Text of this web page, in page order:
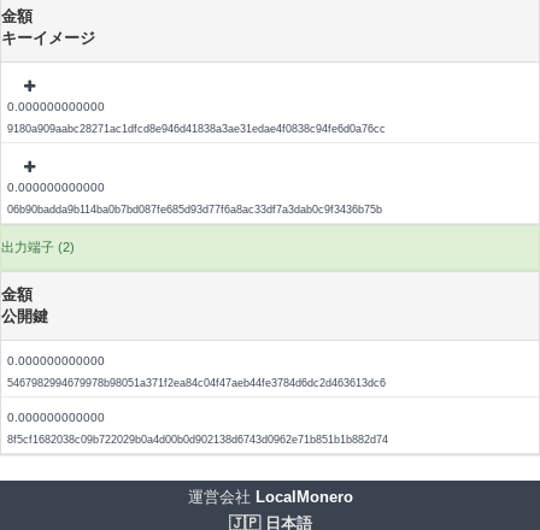
金額
キーイメージ
0.000000000000
9180a909aabc28271ac1dfcd8e946d41838a3ae31edae4f0838c94fe6d0a76cc
0.000000000000
06b90badda9b114ba0b7bd087fe685d93d77f6a8ac33df7a3dab0c9f3436b75b
出力端子 (2)
金額
公開鍵
0.000000000000
5467982994679978b98051a371f2ea84c04f47aeb44fe3784d6dc2d463613dc6
0.000000000000
8f5cf1682038c09b722029b0a4d00b0d902138d6743d0962e71b851b1b882d74
運営会社 LocalMonero
🇯🇵 日本語